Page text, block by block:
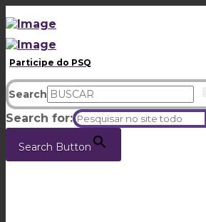
Participe do PSQ
Search
Search for:
Search Button